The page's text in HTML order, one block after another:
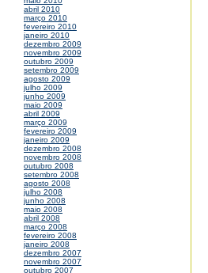
abril 2010
março 2010
fevereiro 2010
janeiro 2010
dezembro 2009
novembro 2009
outubro 2009
setembro 2009
agosto 2009
julho 2009
junho 2009
maio 2009
abril 2009
março 2009
fevereiro 2009
janeiro 2009
dezembro 2008
novembro 2008
outubro 2008
setembro 2008
agosto 2008
julho 2008
junho 2008
maio 2008
abril 2008
março 2008
fevereiro 2008
janeiro 2008
dezembro 2007
novembro 2007
outubro 2007